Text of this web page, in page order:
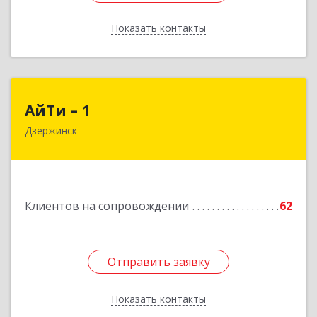
Показать контакты
Назад
АйТи – 1
Дзержинск
Клиентов на сопровождении 62
Отправить заявку
Показать контакты
606015, Нижегородская обл, Дзержинск г,
Отправить заявку
Назад